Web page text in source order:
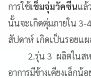
การใช้เข็มจุ่มวัคซีนแล้ว
นั้นจะเกิดตุ่มภายใน 3-
สัปดาห์ เกิดเป็นรอยแ
2.รุ่น 3 ผลิตในสหรั
อาการมีข้างเคียงเล็กน้